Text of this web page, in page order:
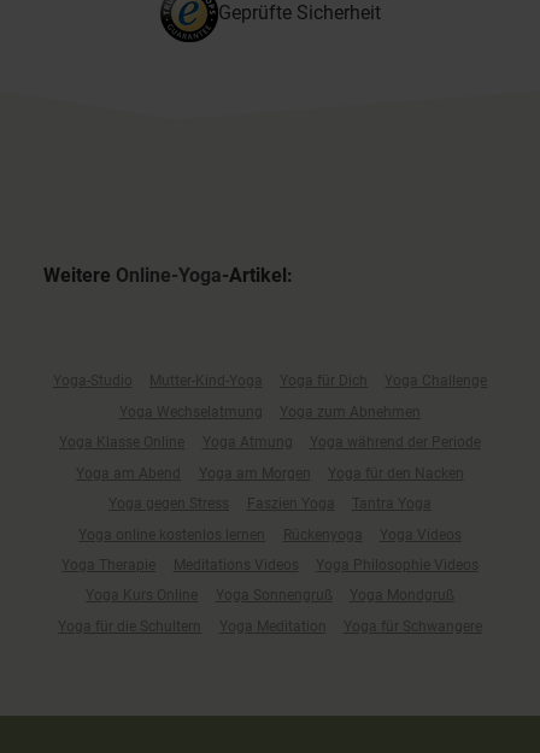
Geprüfte Sicherheit
Weitere Online-Yoga-Artikel:
Yoga-Studio Mutter-Kind-Yoga Yoga für Dich
Yoga Challenge
Yoga Wechselatmung
Yoga zum Abnehmen
Yoga Klasse Online
Yoga Atmung
Yoga während der Periode
Yoga am Abend
Yoga am Morgen
Yoga für den Nacken
Yoga gegen Stress
Faszien Yoga
Tantra Yoga
Yoga online kostenlos lernen
Rückenyoga
Yoga Videos
Yoga Therapie
Meditations Videos
Yoga Philosophie Videos
Yoga Kurs Online
Yoga Sonnengruß
Yoga Mondgruß
Yoga für die Schultern
Yoga Meditation Yoga für Schwangere